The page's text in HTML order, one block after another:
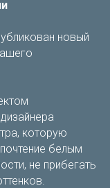
новый
которую
белым
не прибегать